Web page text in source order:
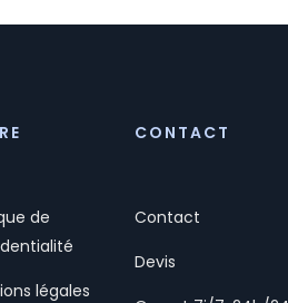
de
légales
CONTACT
Contact
Devis